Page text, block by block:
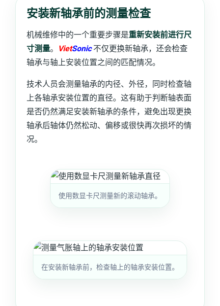
安装新轴承前的测量检查
机械维修中的一个重要步骤是重新安装前进行尺
寸测量。 VietSonic不仅更换新轴承，还会检查
轴承与轴上安装位置之间的匹配情况。
技术人员会测量轴承的内径、外径，同时检查轴
上各轴承安装位置的直径。这有助于判断轴表面
是否仍然满足安装新轴承的条件，避免出现更换
轴承后轴体仍然松动、偏移或很快再次损坏的情
况。
使用数显卡尺测量新的滚动轴承。
在安装新轴承前，检查轴上的轴承安装位置。